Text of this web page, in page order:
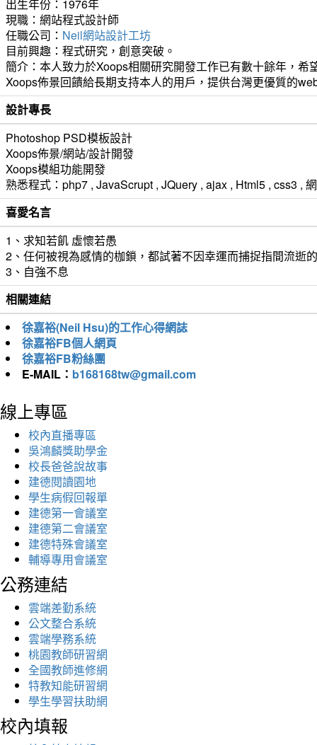
出生年份：1976年
現職：網站程式設計師
任職公司： Neil網站設計工坊
目前興趣：程式研究，創意突破。
簡介：本人致力於Xoops相關研究開發工作已有數十餘年，
Xoops佈景回饋給長期支持本人的用戶，提供台灣更優質的
設計專長
Photoshop PSD模板設計
Xoops佈景/網站/設計開發
Xoops模組功能開發
熟悉程式：php7 , JavaScrupt , JQuery , ajax , Html5 , css3 ,
喜愛名言
1、求知若飢 虛懷若愚
2、任何被視為感情的枷鎖，都試著不因幸運而捕捉指間流逝
3、自強不息
相關連結
徐嘉裕(Neil Hsu)的工作心得網誌
徐嘉裕FB個人網頁
徐嘉裕FB粉絲團
E-MAIL： b168168tw@gmail.com
線上專區
校內直播專區
吳鴻麟獎助學金
校長爸爸說故事
建德閱讀園地
學生病假回報單
建德第一會議室
建德第二會議室
建德特殊會議室
輔導專用會議室
公務連結
雲端差勤系統
公文整合系統
雲端學務系統
桃園教師研習網
全國教師進修網
特教知能研習網
學生學習扶助網
校內填報